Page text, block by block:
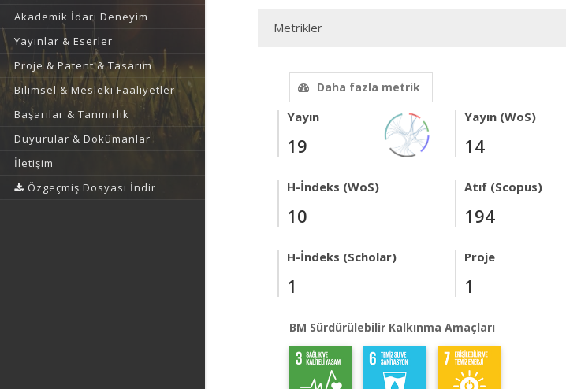
Akademik İdari Deneyim
Yayınlar & Eserler
Proje & Patent & Tasarım
Bilimsel & Mesleki Faaliyetler
Başarılar & Tanınırlık
Duyurular & Dokümanlar
İletişim
Özgeçmiş Dosyası İndir
Metrikler
Daha fazla metrik
Yayın
19
Yayın (WoS)
14
H-İndeks (WoS)
10
Atıf (Scopus)
194
H-İndeks (Scholar)
1
Proje
1
BM Sürdürülebilir Kalkınma Amaçları